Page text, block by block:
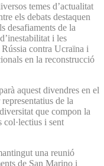
temes d’actualitat
els debats destaquen
desafiaments de la
i les
contra Ucraïna i
en la reconstrucció
aquest divendres en el
de la
que compon la
col·lectius i sent
una reunió
de San Marino i